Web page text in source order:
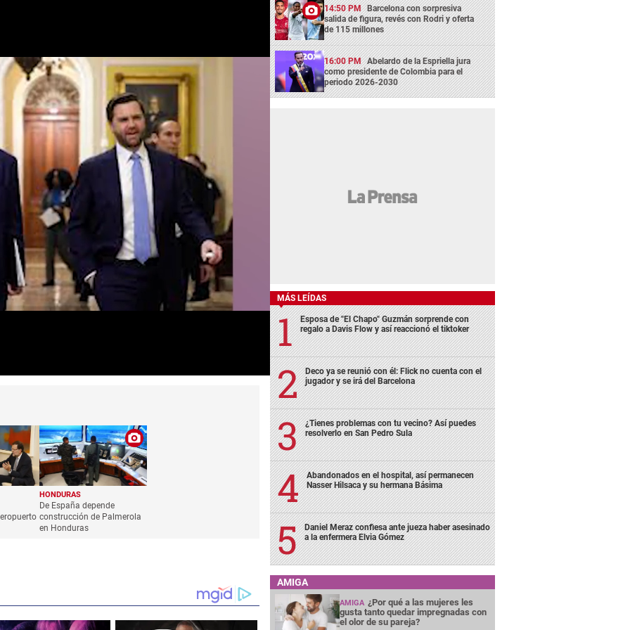
HONDURAS
De España depende
construcción de Palmerola
en Honduras
14:50 PM Barcelona con sorpresiva
salida de figura, revés con Rodri y oferta
de 115 millones
16:00 PM Abelardo de la Espriella jura
como presidente de Colombia para el
periodo 2026-2030
MÁS LEÍDAS
Esposa de "El Chapo" Guzmán sorprende con
regalo a Davis Flow y así reaccionó el tiktoker
Deco ya se reunió con él: Flick no cuenta con el
jugador y se irá del Barcelona
¿Tienes problemas con tu vecino? Así puedes
resolverlo en San Pedro Sula
Abandonados en el hospital, así permanecen
Nasser Hilsaca y su hermana Básima
Daniel Meraz confiesa ante jueza haber asesinado
a la enfermera Elvia Gómez
AMIGA
AMIGA ¿Por qué a las mujeres les
gusta tanto quedar impregnadas con
el olor de su pareja?